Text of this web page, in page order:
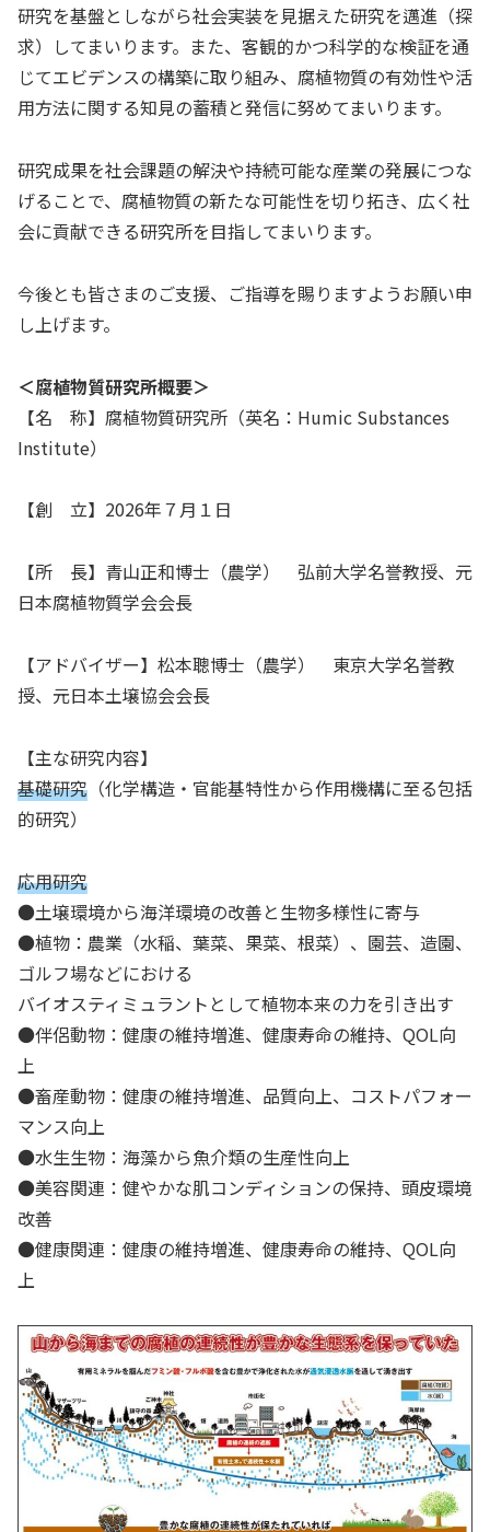
研究を基盤としながら社会実装を見据えた研究を邁進（探
求）してまいります。また、客観的かつ科学的な検証を通
じてエビデンスの構築に取り組み、腐植物質の有効性や活
用方法に関する知見の蓄積と発信に努めてまいります。
研究成果を社会課題の解決や持続可能な産業の発展につな
げることで、腐植物質の新たな可能性を切り拓き、広く社
会に貢献できる研究所を目指してまいります。
今後とも皆さまのご支援、ご指導を賜りますようお願い申
し上げます。
＜腐植物質研究所概要＞
【名 称】腐植物質研究所（英名：Humic Substances
Institute）
【創 立】2026年７月１日
【所 長】青山正和博士（農学） 弘前大学名誉教授、元
日本腐植物質学会会長
【アドバイザー】松本聰博士（農学） 東京大学名誉教
授、元日本土壌協会会長
【主な研究内容】
基礎研究 （化学構造・官能基特性から作用機構に至る包括
的研究）
応用研究
●土壌環境から海洋環境の改善と生物多様性に寄与
●植物：農業（水稲、葉菜、果菜、根菜）、園芸、造園、
ゴルフ場などにおける
バイオスティミュラントとして植物本来の力を引き出す
●伴侶動物：健康の維持増進、健康寿命の維持、QOL向
上
●畜産動物：健康の維持増進、品質向上、コストパフォー
マンス向上
●水生生物：海藻から魚介類の生産性向上
●美容関連：健やかな肌コンディションの保持、頭皮環境
改善
●健康関連：健康の維持増進、健康寿命の維持、QOL向
上